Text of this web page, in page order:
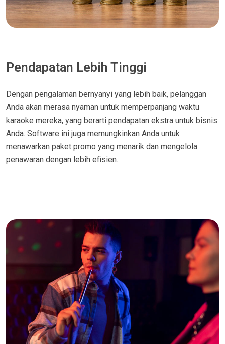
Pendapatan Lebih Tinggi
Dengan pengalaman bernyanyi yang lebih baik, pelanggan
Anda akan merasa nyaman untuk memperpanjang waktu
karaoke mereka, yang berarti pendapatan ekstra untuk bisnis
Anda. Software ini juga memungkinkan Anda untuk
menawarkan paket promo yang menarik dan mengelola
penawaran dengan lebih efisien.